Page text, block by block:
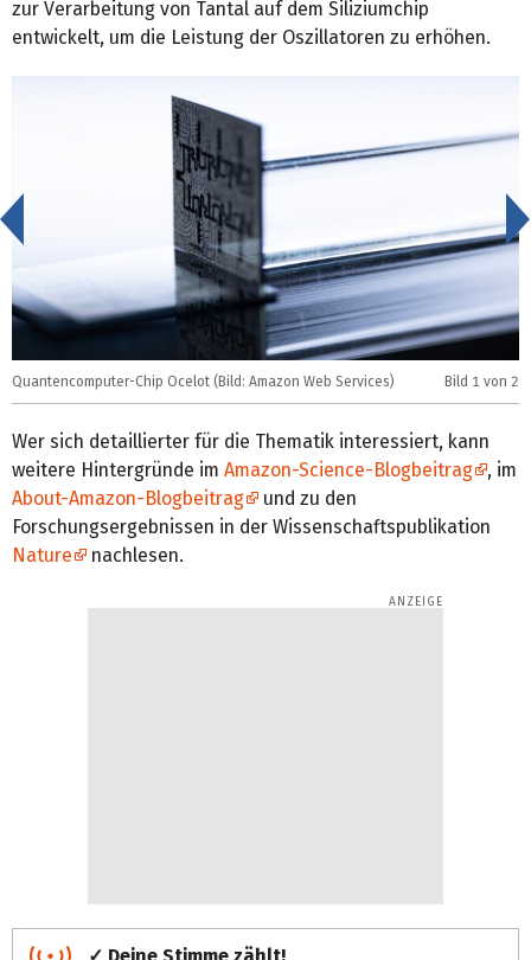
zur Verarbeitung von Tantal auf dem Siliziumchip
entwickelt, um die Leistung der Oszillatoren zu erhöhen.
Quantencomputer-Chip Ocelot (Bild: Amazon Web Services) Bild 1 von 2
<
Wer sich detaillierter für die Thematik interessiert, kann
weitere Hintergründe im Amazon-Science-Blogbeitrag
, im
About-Amazon-Blogbeitrag
und zu den
Forschungsergebnissen in der Wissenschaftspublikation
Nature
nachlesen.